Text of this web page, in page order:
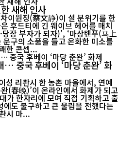
새해 인사
이원징(蔡文静)이 설 분위기를 한
후드티에 긴 웨이브 헤어를 매치
장 부자가 되자)’, ‘마상톈푸(马上
구의 소품을 들고 온화한 미소를
한 콘셉...
중국 후베이 ‘마당 춘완’ 화
성 리촨시 한 농촌 마을에서, 연예
(春晚)’이 온라인에서 화제가 되고
가 한자리에 모여 직접 기획하고 출
도 불구하고 큰 울림을 전했다는
촨시 마...